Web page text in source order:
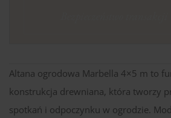
Altana ogrodowa Marbella 4×5 m to
konstrukcja drewniana, która tworzy
spotkań i odpoczynku w ogrodzie.